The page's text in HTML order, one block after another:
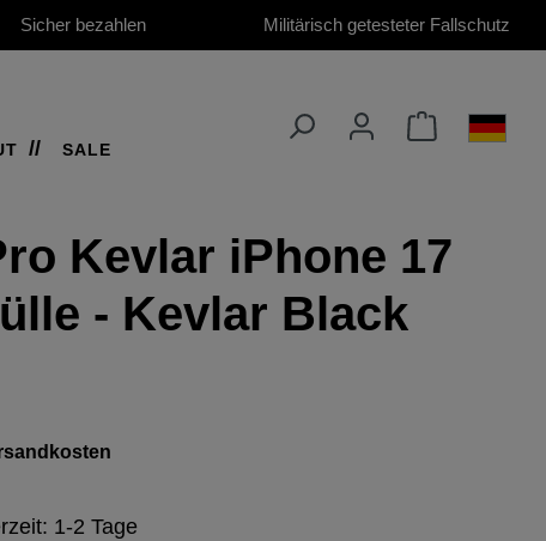
Sicher bezahlen Militärisch getesteter Fallschutz
SALE
Kevlar iPhone 17
- Kevlar Black
1-2 Tage